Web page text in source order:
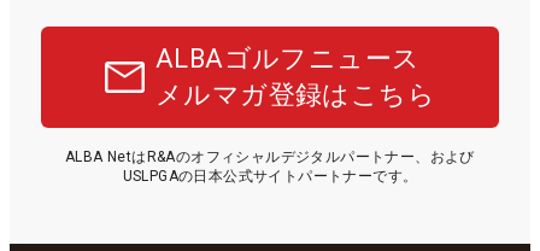
ALBAゴルフニュース
メルマガ登録はこちら
ALBA NetはR&Aのオフィシャルデジタルパートナー、および
USLPGAの日本公式サイトパートナーです。